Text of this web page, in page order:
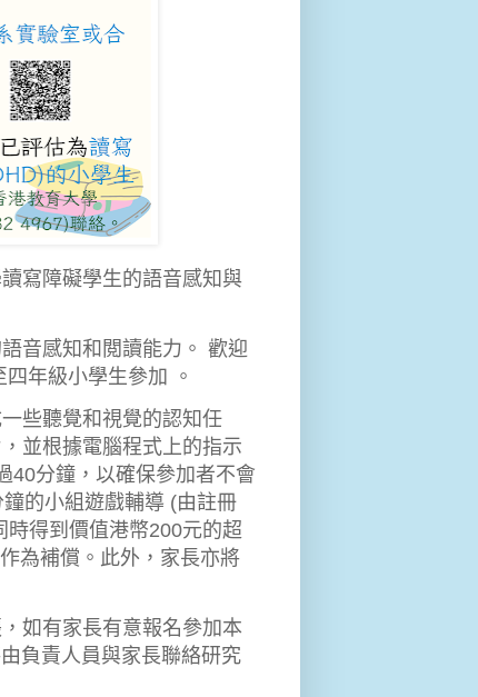
寫障礙學生的語音感知與
音感知和閲讀能力。 歡迎
年級小學生參加 。
些聽覺和視覺的認知任
並根據電腦程式上的指示
40分鐘，以確保參加者不會
的小組遊戲輔導 (由註冊
得到價值港幣200元的超
為補償。此外，家長亦將
如有家長有意報名參加本
負責人員與家長聯絡研究